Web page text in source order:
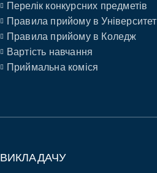
Перелік конкурсних предметів
Правила прийому в Університет
Правила прийому в Коледж
Вартість навчання
Приймальна коміся
ВИКЛАДАЧУ